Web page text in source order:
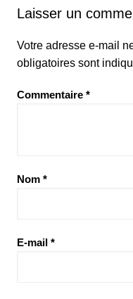
Laisser un
Votre adresse e-mail
obligatoires sont
Commentaire *
Nom *
E-mail *